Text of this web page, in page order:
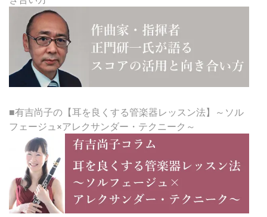
■有吉尚子の【耳を良くする管楽器レッスン法】～ソル
フェージュ×アレクサンダー・テクニーク～